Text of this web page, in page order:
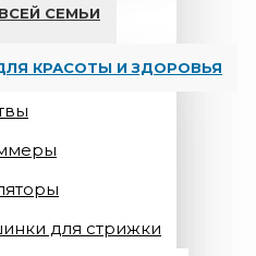
СЕМЬИ
КРАСОТЫ И ЗДОРОВЬЯ
для стрижки